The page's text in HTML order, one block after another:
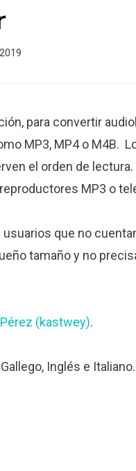
para convertir
MP3, MP4 o M4B.
el orden de
MP3 o
que no
tamaño y no
(kastwey).
Inglés e Italiano.